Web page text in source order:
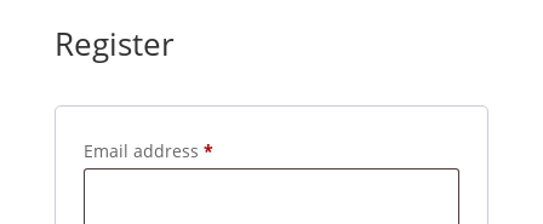
Register
Email address *Required